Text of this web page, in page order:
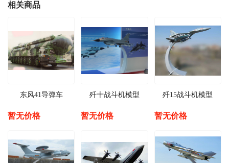
相关商品
东风41导弹车
暂无价格
歼十战斗机模型
暂无价格
歼15战斗机模型
暂无价格